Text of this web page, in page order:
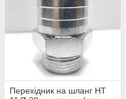
Перехідник на шланг НТ